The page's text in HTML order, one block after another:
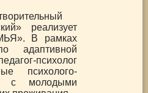
реализует
В рамках
адаптивной
психолог
психолого-
с молодыми